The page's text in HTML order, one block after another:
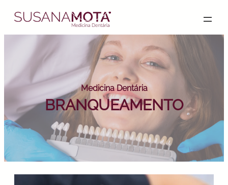
Medicina Dentária
BRANQUEAMENTO